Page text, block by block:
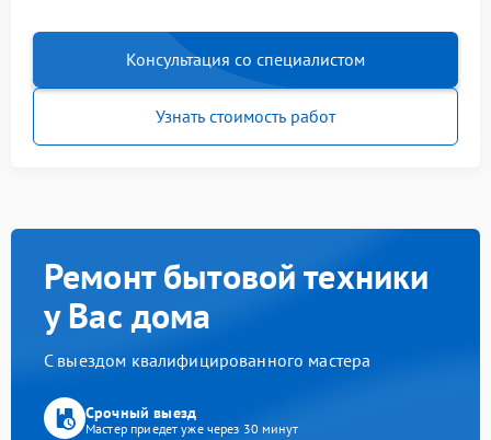
Консультация со специалистом
Узнать стоимость работ
Ремонт бытовой техники
у Вас дома
С выездом квалифицированного мастера
Срочный выезд
Мастер приедет уже через 30 минут